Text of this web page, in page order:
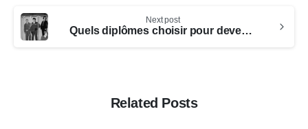
Next post
Quels diplômes choisir pour devenir mannequin et réussir dans l’industrie
Related Posts